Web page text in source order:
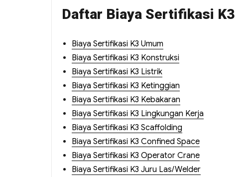
Daftar Biaya Sertifikasi K3
Biaya Sertifikasi K3 Umum
Biaya Sertifikasi K3 Konstruksi
Biaya Sertifikasi K3 Listrik
Biaya Sertifikasi K3 Ketinggian
Biaya Sertifikasi K3 Kebakaran
Biaya Sertifikasi K3 Lingkungan Kerja
Biaya Sertifikasi K3 Scaffolding
Biaya Sertifikasi K3 Confined Space
Biaya Sertifikasi K3 Operator Crane
Biaya Sertifikasi K3 Juru Las/Welder